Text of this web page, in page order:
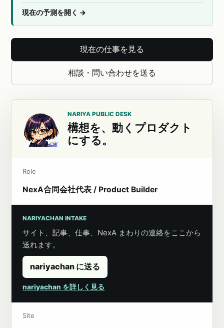
現在の予測を開く →
現在の仕事を見る
相談・問い合わせを送る
NARIYA PUBLIC DESK
構想を、動くプロダクト
にする。
Role
NexA合同会社代表 / Product Builder
NARIYACHAN INTAKE
サイト、記事、仕事、NexA まわりの連絡をここから
送れます。
nariyachan に送る
nariyachan を詳しく見る
Site